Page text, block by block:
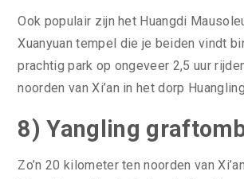
Ook populair zijn het Huangdi
Xuanyuan tempel die je beiden vindt
prachtig park op ongeveer 2,5 uur
noorden van Xi’an in het dorp
8) Yangling
Zo’n 20 kilometer ten noorden van